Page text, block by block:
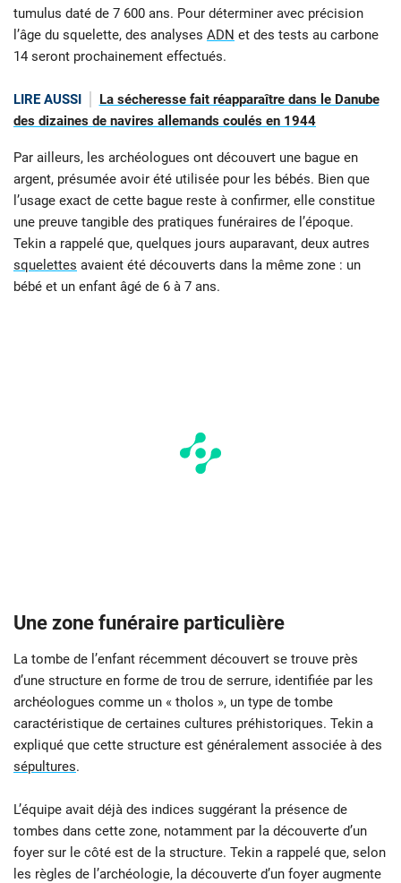
tumulus daté de 7 600 ans. Pour déterminer avec précision
l’âge du squelette, des analyses ADN et des tests au carbone
14 seront prochainement effectués.
LIRE AUSSI
La sécheresse fait réapparaître dans le Danube
des dizaines de navires allemands coulés en 1944
Par ailleurs, les archéologues ont découvert une bague en
argent, présumée avoir été utilisée pour les bébés. Bien que
l’usage exact de cette bague reste à confirmer, elle constitue
une preuve tangible des pratiques funéraires de l’époque.
Tekin a rappelé que, quelques jours auparavant, deux autres
squelettes avaient été découverts dans la même zone : un
bébé et un enfant âgé de 6 à 7 ans.
Une zone funéraire particulière
La tombe de l’enfant récemment découvert se trouve près
d’une structure en forme de trou de serrure, identifiée par les
archéologues comme un « tholos », un type de tombe
caractéristique de certaines cultures préhistoriques. Tekin a
expliqué que cette structure est généralement associée à des
sépultures.
L’équipe avait déjà des indices suggérant la présence de
tombes dans cette zone, notamment par la découverte d’un
foyer sur le côté est de la structure. Tekin a rappelé que, selon
les règles de l’archéologie, la découverte d’un foyer augmente